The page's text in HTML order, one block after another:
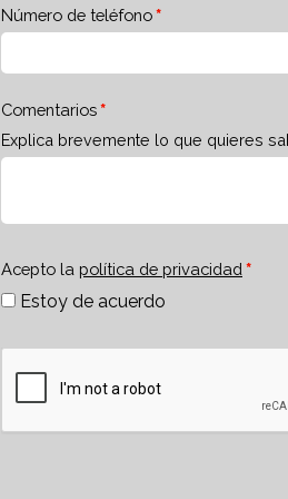
Número de teléfono
Comentarios
Explica brevemente lo que quieres
Acepto la política de privacidad
Estoy de acuerdo